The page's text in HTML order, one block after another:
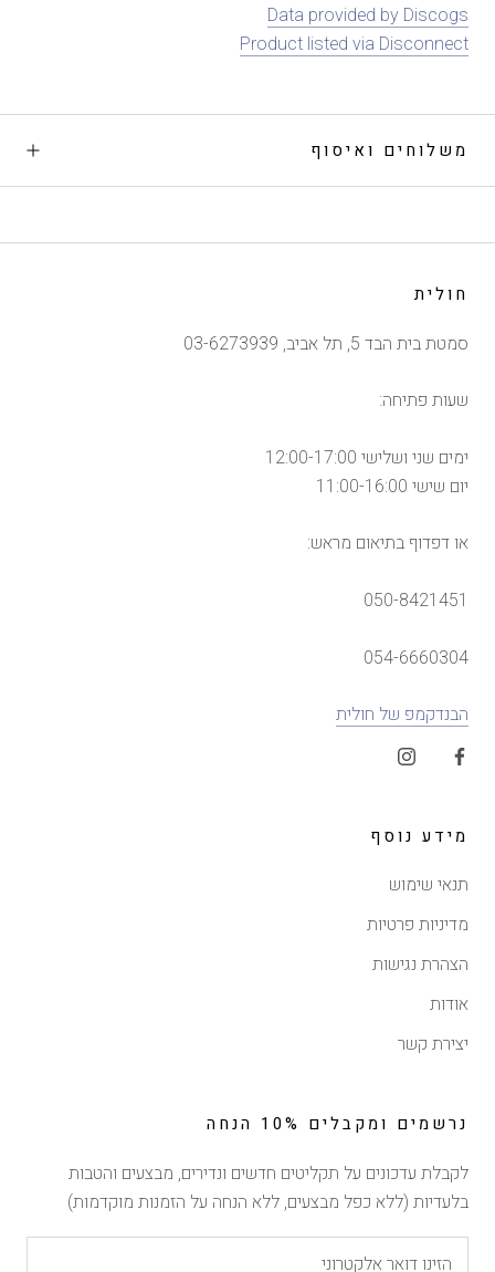
Data provided by Discogs
Product listed via Disconnect
משלוחים ואיסוף
חולית
סמטת בית הבד 5, תל אביב, 03-6273939
שעות פתיחה:
ימים שני ושלישי 12:00-17:00
יום שישי 11:00-16:00
או דפדוף בתיאום מראש:
050-8421451
054-6660304
הבנדקמפ של חולית
מידע נוסף
תנאי שימוש
מדיניות פרטיות
הצהרת נגישות
אודות
יצירת קשר
נרשמים ומקבלים 10% הנחה
לקבלת עדכונים על תקליטים חדשים ונדירים, מבצעים והטבות
בלעדיות (ללא כפל מבצעים, ללא הנחה על הזמנות מוקדמות)